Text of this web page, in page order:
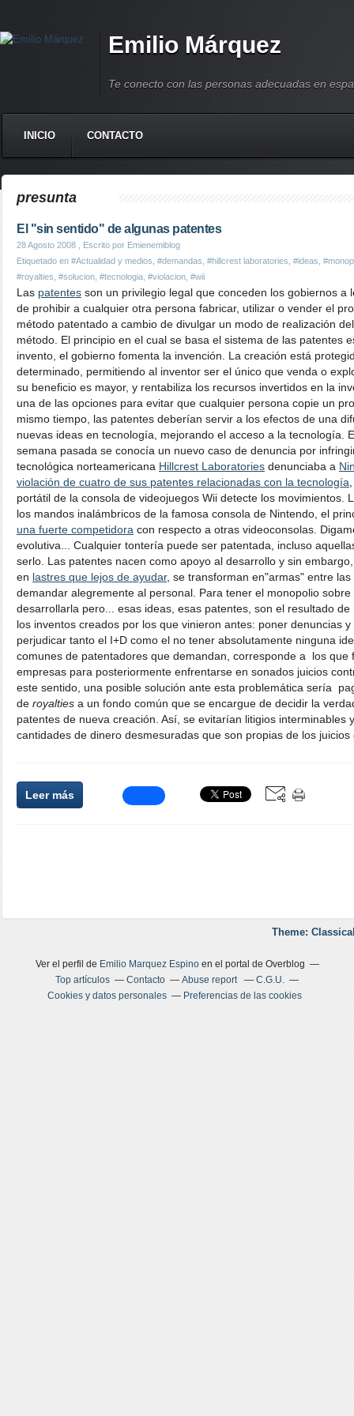
Emilio Márquez
Te conecto con las personas adecuadas en
INICIO CONTACTO
presunta
El "sin sentido" de algunas patentes
28 Agosto 2008 , Escrito por Emienemiblog
Etiquetado en #Actualidad y medios #demandas #hillcrest laboratories #ideas
#royalties #solucion #tecnologia #violacion #wii
Las patentes son un privilegio legal que conceden los gobiernos a
de prohibir a cualquier otra persona fabricar, utilizar o vender el
método patentado a cambio de divulgar un modo de realización
método. El principio en el cual se basa el sistema de las patentes
invento, el gobierno fomenta la invención. La creación está
determinado, permitiendo al inventor ser el único que venda o
su beneficio es mayor, y rentabiliza los recursos invertidos en la
una de las opciones para evitar que cualquier persona copie un
mismo tiempo, las patentes deberían servir a los efectos de una
nuevas ideas en tecnología, mejorando el acceso a la tecnología.
semana pasada se conocía un nuevo caso de denuncia por
tecnológica norteamericana Hillcrest Laboratories denunciaba a
violación de cuatro de sus patentes relacionadas con la tecnología
portátil de la consola de videojuegos Wii detecte los movimientos.
los mandos inalámbricos de la famosa consola de Nintendo, el
una fuerte competidora con respecto a otras videoconsolas.
evolutiva... Cualquier tontería puede ser patentada, incluso
serlo. Las patentes nacen como apoyo al desarrollo y sin
en lastres que lejos de ayudar, se transforman en"armas" entre
demandar alegremente al personal. Para tener el monopolio
desarrollarla pero... esas ideas, esas patentes, son el resultado
los inventos creados por los que vinieron antes: poner denuncias
perjudicar tanto el I+D como el no tener absolutamente ninguna
comunes de patentadores que demandan, corresponde a los que
empresas para posteriormente enfrentarse en sonados juicios
este sentido, una posible solución ante esta problemática sería
de royalties a un fondo común que se encargue de decidir la
patentes de nueva creación. Así, se evitarían litigios interminables
cantidades de dinero desmesuradas que son propias de los juicios
Leer más
Theme:
Ver el perfil de Emilio Marquez Espinoen el portal de Overblog
Top artículos
Contacto Abuse report
C.G.U.
Cookies y datos personales
Preferencias de las cookies